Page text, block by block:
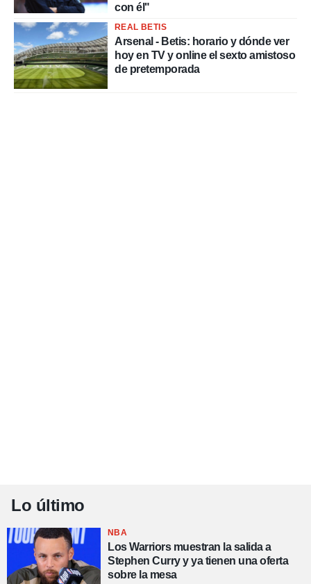
con él"
REAL BETIS
Arsenal - Betis: horario y dónde ver
hoy en TV y online el sexto amistoso
de pretemporada
Lo último
NBA
Los Warriors muestran la salida a
Stephen Curry y ya tienen una oferta
sobre la mesa